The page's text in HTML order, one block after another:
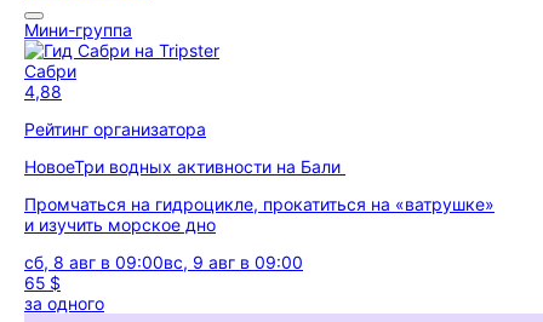
Мини-группа
Сабри
4,88
Рейтинг организатора
НовоеТри водных активности на Бали
Промчаться на гидроцикле, прокатиться на «ватрушке»
и изучить морское дно
сб, 8 авг в 09:00вс, 9 авг в 09:00
65 $
за одного